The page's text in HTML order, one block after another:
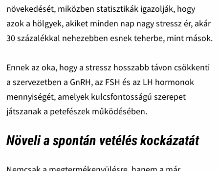
növekedését, miközben statisztikák igazolják, hogy
azok a hölgyek, akiket minden nap nagy stressz ér, akár
30 százalékkal nehezebben esnek teherbe, mint mások.
Ennek az oka, hogy a stressz hosszabb távon csökkenti
a szervezetben a GnRH, az FSH és az LH hormonok
mennyiségét, amelyek kulcsfontosságú szerepet
játszanak a petefészek működésében.
Növeli a spontán vetélés kockázatát